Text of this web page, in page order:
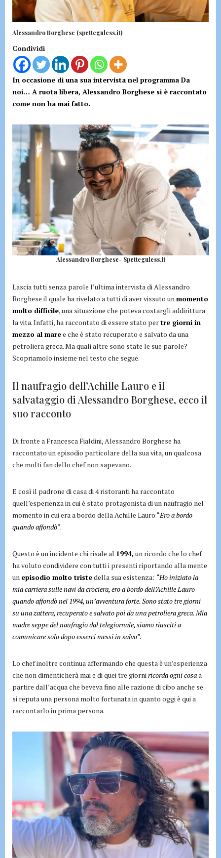
Alessandro Borghese (spetteguless.it)
Condividi
In occasione di una sua intervista nel programma Da
noi… A ruota libera, Alessandro Borghese si è raccontato
come non ha mai fatto.
Alessandro Borghese- Spetteguless.it
Lascia tutti senza parole l’ultima intervista di Alessandro
Borghese il quale ha rivelato a tutti di aver vissuto unmomento
molto difficile, una situazione che poteva costargli addirittura
la vita. Infatti, ha raccontato di essere stato pertre giorni in
mezzo al maree che è stato recuperato e salvato da una
petroliera greca. Ma quali altre sono state le sue parole?
Scopriamolo insieme nel testo che segue.
Il naufragio dell’Achille Lauro e il
salvataggio di Alessandro Borghese, ecco il
suo racconto
Di fronte a Francesca Fialdini, Alessandro Borghese ha
raccontato un episodio particolare della sua vita, un qualcosa
che molti fan dello chef non sapevano.
E così il padrone di casa di 4 ristoranti ha raccontato
quell’esperienza in cui è stato protagonista di un naufragio nel
momento in cui era a bordo della Achille Lauro “Ero a bordo
quando affondò“.
Questo è un incidente chi risale al 1994, un ricordo che lo chef
ha voluto condividere con tutti i presenti riportando alla mente
un episodio molto tristedella sua esistenza: “Ho iniziato la
mia carriera sulle navi da crociera, ero a bordo dell’Achille Lauro
quando affondò nel 1994, un’avventura forte. Sono stato tre giorni
su una zattera, recuperato e salvato poi da una petroliera greca. Mia
madre seppe del naufragio dal telegiornale, siamo riusciti a
comunicare solo dopo esserci messi in salvo”.
Lo chef inoltre continua affermando che questa è un’esperienza
che non dimenticherà mai e di quei tre giorniricorda ogni cosaa
partire dall’acqua che beveva fino alle razione di cibo anche se
si reputa una persona molto fortunata in quanto oggi è qui a
raccontarlo in prima persona.